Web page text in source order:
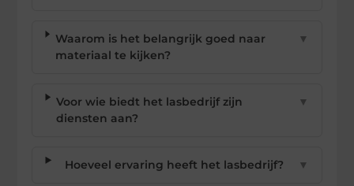
Waarom is het belangrijk goed naar
materiaal te kijken?
▼
Voor wie biedt het lasbedrijf zijn
diensten aan?
▼
Hoeveel ervaring heeft het lasbedrijf? ▼